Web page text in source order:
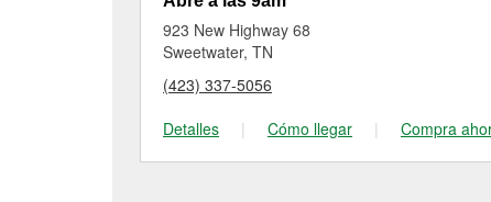
923 New Highway 68
Sweetwater, TN
(423) 337-5056
Detalles
| Cómo llegar | Compra